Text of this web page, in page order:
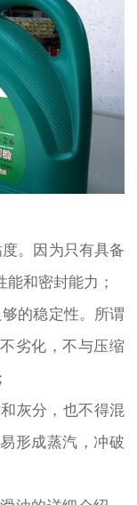
。因为只有具备
和密封能力；
的稳定性。所谓
劣化，不与压缩
灰分，也不得混
形成蒸汽，冲破